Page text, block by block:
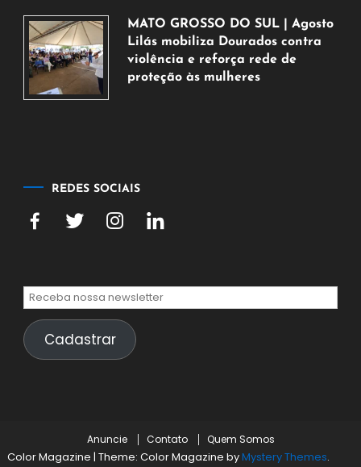
agosto
de
2026
MATO GROSSO DO SUL | Agosto
Lilás mobiliza Dourados contra
violência e reforça rede de
proteção às mulheres
REDES SOCIAIS
Cadastrar
Anuncie Contato Quem Somos
Color Magazine | Theme: Color Magazine byMystery Themes.